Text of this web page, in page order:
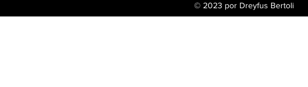
© 2023 por Dreyfus Bertoli